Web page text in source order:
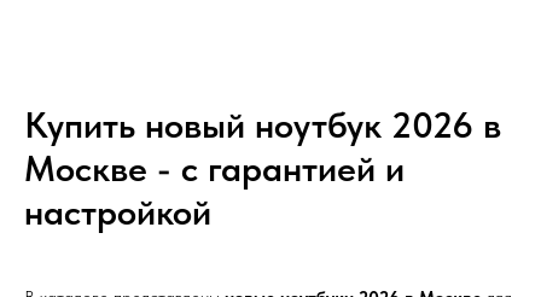
Купить новый ноутбук 2026 в
Москве - с гарантией и
настройкой